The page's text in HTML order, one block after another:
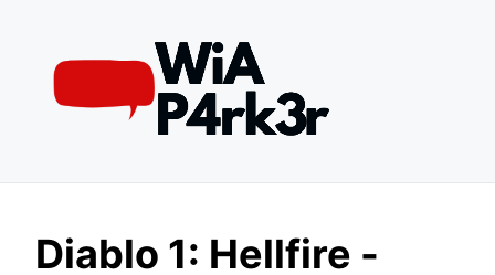
Diablo 1: Hellfire -